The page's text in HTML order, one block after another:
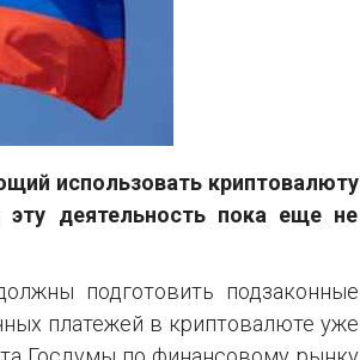
использовать криптовалюту
деятельность пока еще не
подготовить подзаконные
платежей в криптовалюте уже